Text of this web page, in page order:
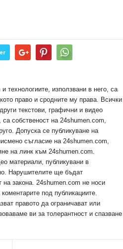
технологиите, използвани в него, са
право и сродните му права. Всички
текстови, графични и видео
собственост на 24shumen.com,
Допуска се публикуване на
съгласие на 24shumen.com,
на линк към 24shumen.com.
материали, публикувани в
Нарушителите ще бъдат
на закона. 24shumen.com не носи
под публикациите.
правото да ограничават или
ви за толерантност и спазване